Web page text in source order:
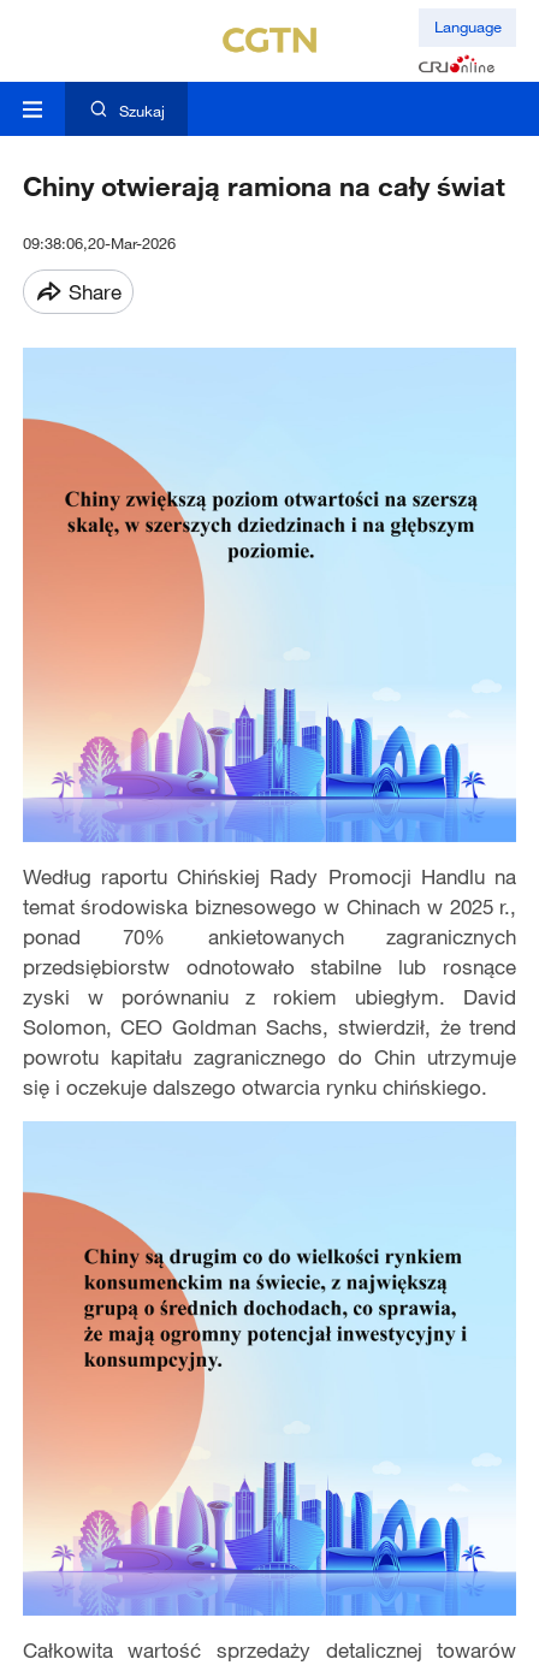
Language
Szukaj
Chiny otwierają ramiona na cały świat
09:38:06,20-Mar-2026
Share
Według raportu Chińskiej Rady Promocji Handlu na
temat środowiska biznesowego w Chinach w 2025 r.,
ponad 70% ankietowanych zagranicznych
przedsiębiorstw odnotowało stabilne lub rosnące
zyski w porównaniu z rokiem ubiegłym. David
Solomon, CEO Goldman Sachs, stwierdził, że trend
powrotu kapitału zagranicznego do Chin utrzymuje
się i oczekuje dalszego otwarcia rynku chińskiego.
Całkowita wartość sprzedaży detalicznej towarów